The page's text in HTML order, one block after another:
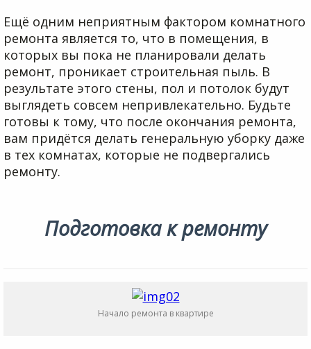
Ещё одним неприятным фактором комнатного
ремонта является то, что в помещения, в
которых вы пока не планировали делать
ремонт, проникает строительная пыль. В
результате этого стены, пол и потолок будут
выглядеть совсем непривлекательно. Будьте
готовы к тому, что после окончания ремонта,
вам придётся делать генеральную уборку даже
в тех комнатах, которые не подвергались
ремонту.
Подготовка к ремонту
Начало ремонта в квартире